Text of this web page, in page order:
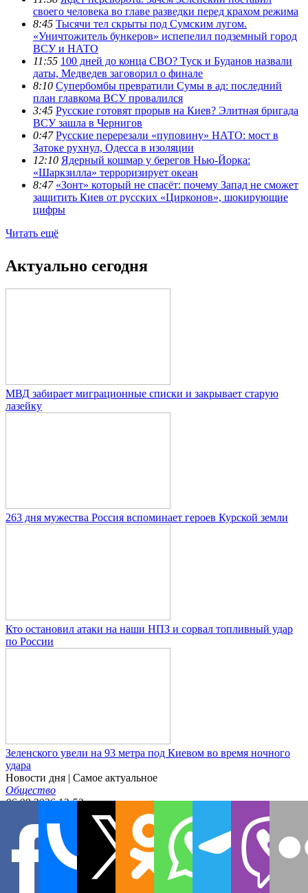
своего человека во главе разведки перед крахом режима
8:45 Тысячи тел скрыты под Сумским лугом.
«Уничтожитель бункеров» испепелил подземный город
ВСУ и НАТО
11:55 100 дней до конца СВО? Туск и Буданов назвали
даты, Медведев заговорил о финале
8:10 Супербомбы превратили Сумы в ад: последний
план главкома ВСУ провалился
3:45 Русские готовят прорыв на Киев? Элитная бригада
ВСУ зашла в Чернигов
0:47 Русские перерезали «пуповину» НАТО: мост в
Затоке рухнул, Одесса в изоляции
12:10 Ядерный кошмар у берегов Нью-Йорка:
«Шаркзилла» терроризирует океан
8:47 «Зонт» который не спасёт: почему Запад не сможет
защитить Киев от русских «Цирконов», шокирующие
цифры
Читать ещё
Актуально сегодня
МВД забирает миграционные списки и закрывает старую
лазейку
263 дня мужества Россия вспоминает героев Курской земли
Кто остановил атаки на наши НПЗ и сорвал топливный удар
по России
Зеленского увели на 93 метра под Киевом во время ночного
удара
Новости дня | Самое актуальное
Общество
06.08.2026 12:52
МВД забирает миграционные списки и закрывает старую
лазейку
Происшествия
06.08.2026 11:39
263 дня мужества Россия вспоминает героев Курской земли